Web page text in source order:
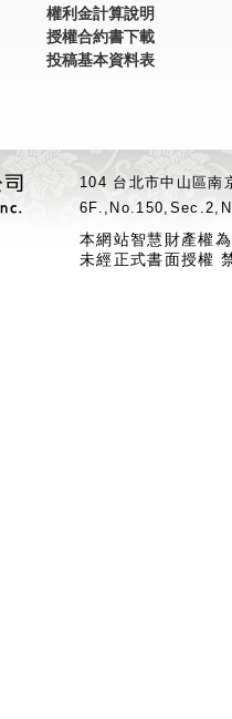
權利金計算說明
授權合約書下載
投稿基本資料表
104 台北市中山區
本網站智慧財產權
未經正式書面授權